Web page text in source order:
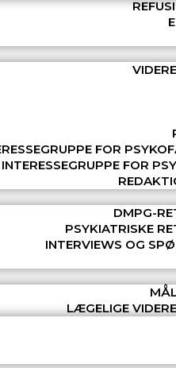
FOR
INTERESSEGRUPPE FOR
DMPG-
PSYKIATRISKE
INTERVIEWS OG
LÆGELIGE